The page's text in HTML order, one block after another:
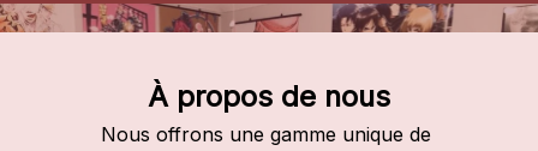
À propos de nous
Nous offrons une gamme unique de